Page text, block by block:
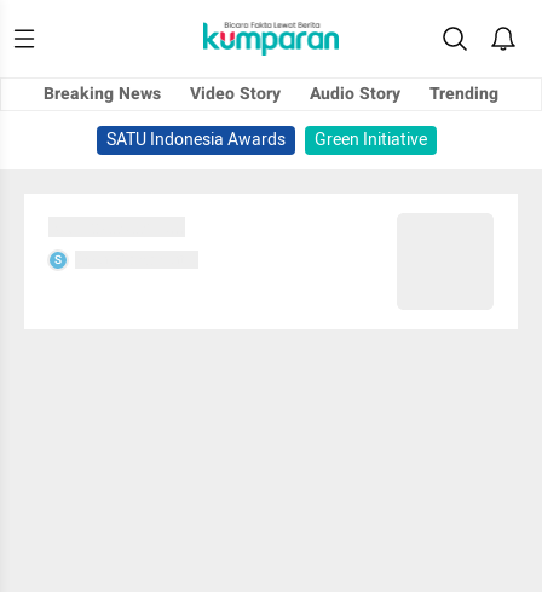
Breaking News Video Story Audio Story
Trending
SATU Indonesia Awards
Green Initiative
S